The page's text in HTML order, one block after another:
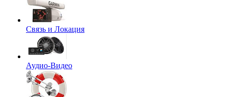
Связь и Локация
Аудио-Видео